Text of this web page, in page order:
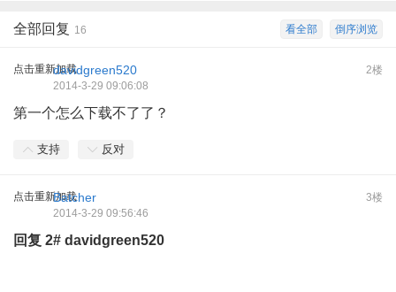
倒序浏览
看全部
全部回复 16
点击重新加载 2楼
davidgreen520
2014-3-29 09:06:08
第一个怎么下载不了了？
支持 反对
点击重新加载 3楼
Batcher
2014-3-29 09:56:46
回复 2# davidgreen520